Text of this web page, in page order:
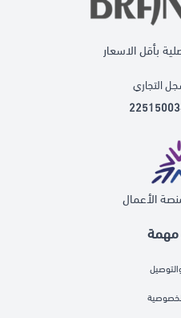
مهمة
بأقل الاسعار
التجاري
الأعمال